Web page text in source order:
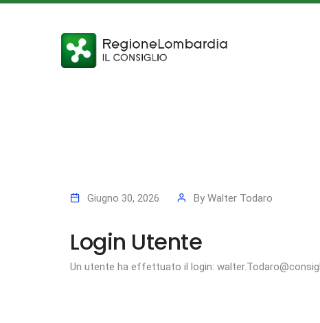
Giugno 30, 2026 By Walter Todaro
Login Utente
Un utente ha effettuato il login: